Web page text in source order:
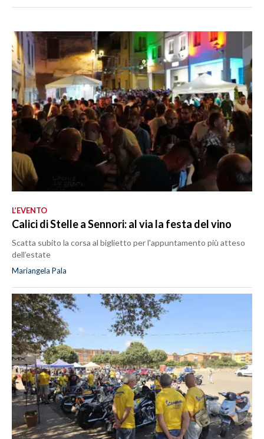
L’EVENTO
Calici di Stelle a Sennori: al via la festa del vino
Scatta subito la corsa al biglietto per l'appuntamento più atteso
dell’estate
Mariangela Pala